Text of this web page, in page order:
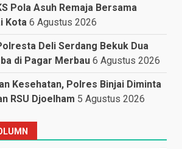
Pola Asuh Remaja Bersama
Kota 6 Agustus 2026
Deli Serdang Bekuk Dua
di Pagar Merbau 6 Agustus 2026
Kesehatan, Polres Binjai Diminta
RSU Djoelham 5 Agustus 2026